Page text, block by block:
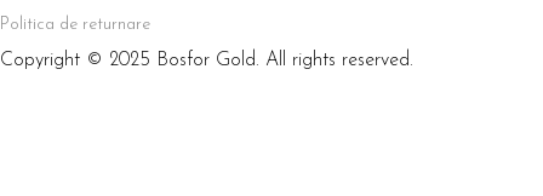
Politica de returnare
Copyright © 2025 Bosfor Gold. All rights reserved.